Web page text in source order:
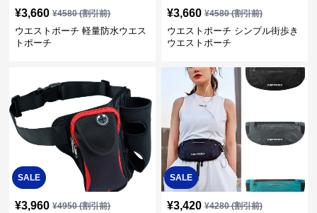
¥3,660 ¥4580(割引前)
ウエストポーチ 軽量防水ウエス
トポーチ
¥3,660 ¥4580(割引前)
ウエストポーチ シンプル街歩き
ウエストポーチ
SALE
¥3,960 ¥4950(割引前)
SALE
¥3,420 ¥4280(割引前)